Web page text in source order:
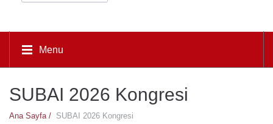
Menu
SUBAI 2026 Kongresi
Ana Sayfa / SUBAI 2026 Kongresi